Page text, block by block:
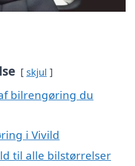
skjul
bilrengøring du
i Vivild
til alle bilstørrelser